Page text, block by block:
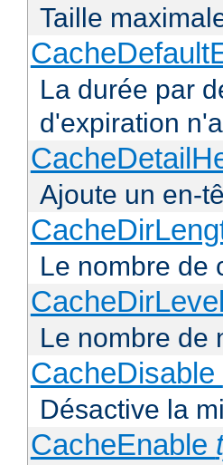
Taille
La durée par
d'expiration
Ajoute un en-
Le nombre de
Le nombre de
CacheDisable
Désactive la
CacheEnable